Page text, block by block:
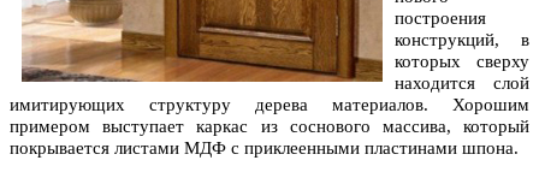
построения
конструкций, в
которых сверху
находится слой
имитирующих структуру дерева материалов. Хорошим
примером выступает каркас из соснового массива, который
покрывается листами МДФ с приклеенными пластинами шпона.